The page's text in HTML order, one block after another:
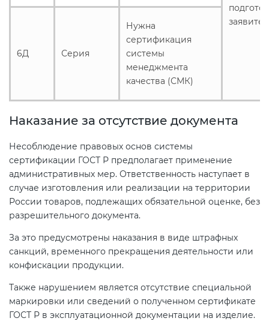
6Д Серия
Нужна
сертификация
системы
менеджмента
качества (СМК)
Наказание за отсутствие документа
Несоблюдение правовых основ системы
сертификации ГОСТ Р предполагает применение
административных мер. Ответственность наступает в
случае изготовления или реализации на территории
России товаров, подлежащих обязательной оценке, без
разрешительного документа.
За это предусмотрены наказания в виде штрафных
санкций, временного прекращения деятельности или
конфискации продукции.
Также нарушением является отсутствие специальной
маркировки или сведений о полученном сертификате
ГОСТ Р в эксплуатационной документации на изделие.